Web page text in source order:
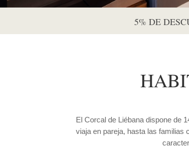
5% DE
El Corcal de Liébana dispone de
viaja en pareja, hasta las familias